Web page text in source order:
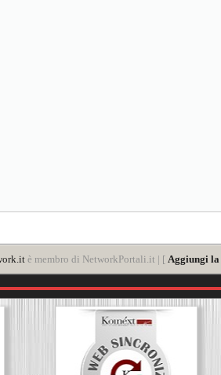
è membro di NetworkPortali.it | [ Aggiungi